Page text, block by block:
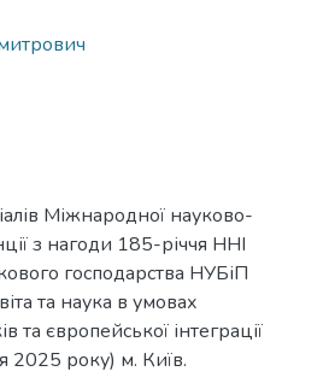
Міжнародної науково-
з нагоди 185-річчя ННІ
господарства НУБіП
та наука в умовах
та європейської інтеграції
2025 року) м. Київ.